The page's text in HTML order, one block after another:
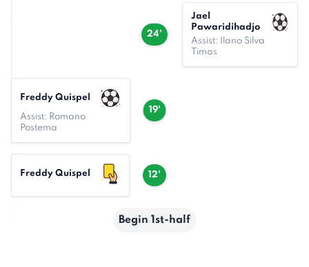
24'
Jael
Pawaridihadjo
Assist: Ilano Silva
Timas
19'
Freddy Quispel
Assist: Romano
Postema
12'
Freddy Quispel
Begin 1st-half